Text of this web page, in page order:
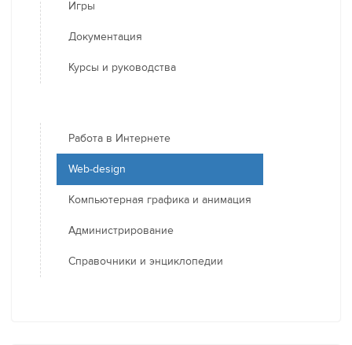
Игры
Документация
Курсы и руководства
Работа в Интернете
Web-design
Компьютерная графика и анимация
Администрирование
Справочники и энциклопедии